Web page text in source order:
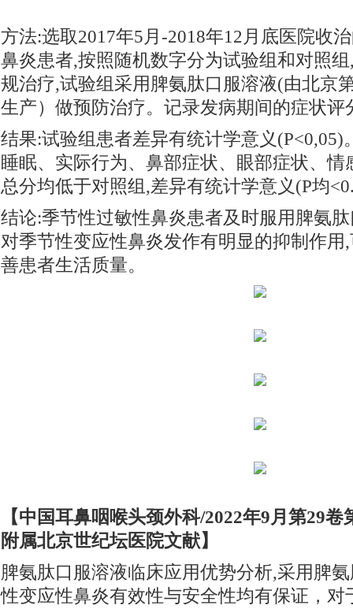
方法:选取2017年5月-2018年12月底医院收
鼻炎患者,按照随机数字分为试验组和对照
规治疗,试验组采用脾氨肽口服溶液(由北京
生产）做预防治疗。记录发病期间的症状评
结果:试验组患者差异有统计学意义(P<0,05)
睡眠、实际行为、鼻部症状、眼部症状、情
总分均低于对照组,差异有统计学意义(P均
结论:季节性过敏性鼻炎患者及时服用脾氨
对季节性变应性鼻炎发作有明显的抑制作用
善患者生活质量。
【中国耳鼻咽喉头颈外科/2022年9月第29
附属北京世纪坛医院文献】
脾氨肽口服溶液临床应用优势分析,采用脾
性变应性鼻炎有效性与安全性均有保证，对